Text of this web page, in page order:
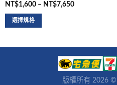
評分5滿
分 5
NT$1,600 – NT$7,650
選擇規格
版權所有 2026 ©